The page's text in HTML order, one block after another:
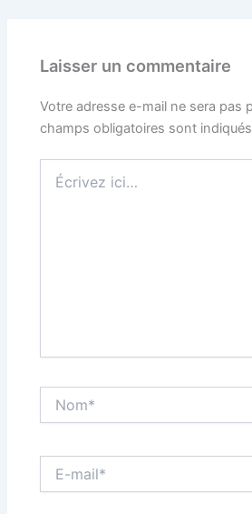
Laisser un commentaire
Votre adresse e-mail ne sera pas
champs obligatoires sont
ici…
mail*